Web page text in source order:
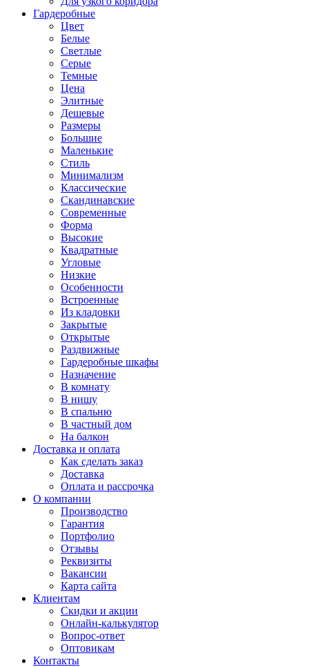
Гардеробные
Цвет
Белые
Светлые
Серые
Темные
Цена
Элитные
Дешевые
Размеры
Большие
Маленькие
Стиль
Минимализм
Классические
Скандинавские
Современные
Форма
Высокие
Квадратные
Угловые
Низкие
Особенности
Встроенные
Из кладовки
Закрытые
Открытые
Раздвижные
Гардеробные шкафы
Назначение
В комнату
В нишу
В спальню
В частный дом
На балкон
Доставка и оплата
Как сделать заказ
Доставка
Оплата и рассрочка
О компании
Производство
Гарантия
Портфолио
Отзывы
Реквизиты
Вакансии
Карта сайта
Клиентам
Скидки и акции
Онлайн-калькулятор
Вопрос-ответ
Оптовикам
Контакты